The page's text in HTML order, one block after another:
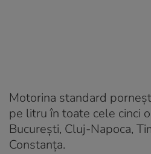
Motorina standard
pe litru în toate cele cinci
București, Cluj-Napoca,
Constanța.